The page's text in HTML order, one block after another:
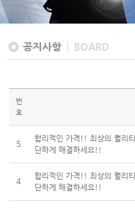
공지사항 BOARD
번
호
5
합리적인 가격!! 최상의 퀄리
단하게 해결하세요!!
4
합리적인 가격!! 최상의 퀄리
단하게 해결하세요!!